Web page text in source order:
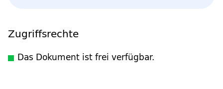
Zugriffsrechte
Das Dokument ist frei verfügbar.